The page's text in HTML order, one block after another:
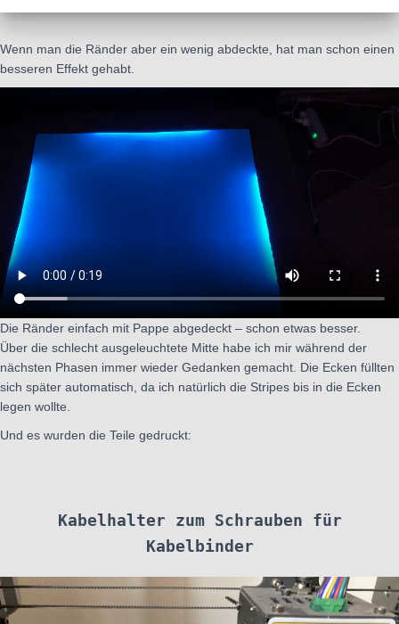
Wenn man die Ränder aber ein wenig abdeckte, hat man schon einen
besseren Effekt gehabt.
Die Ränder einfach mit Pappe abgedeckt – schon etwas besser.
Über die schlecht ausgeleuchtete Mitte habe ich mir während der
nächsten Phasen immer wieder Gedanken gemacht. Die Ecken füllten
sich später automatisch, da ich natürlich die Stripes bis in die Ecken
legen wollte.
Und es wurden die Teile gedruckt:
Kabelhalter zum Schrauben für
Kabelbinder